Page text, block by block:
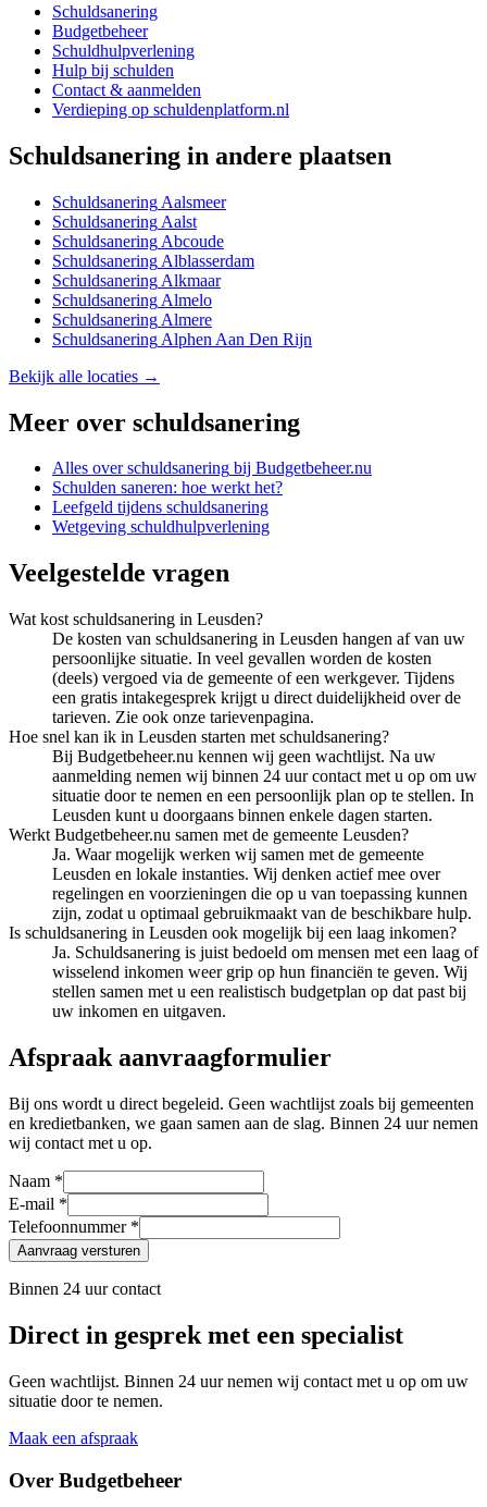
Schuldsanering
Budgetbeheer
Schuldhulpverlening
Hulp bij schulden
Contact & aanmelden
Verdieping op schuldenplatform.nl
Schuldsanering in andere plaatsen
Schuldsanering Aalsmeer
Schuldsanering Aalst
Schuldsanering Abcoude
Schuldsanering Alblasserdam
Schuldsanering Alkmaar
Schuldsanering Almelo
Schuldsanering Almere
Schuldsanering Alphen Aan Den Rijn
Bekijk alle locaties →
Meer over schuldsanering
Alles overschuldsanering bij Budgetbeheer.nu
Schulden saneren: hoe werkt het?
Leefgeld tijdens schuldsanering
Wetgeving schuldhulpverlening
Veelgestelde vragen
Wat kost schuldsanering in Leusden?
De kosten van schuldsanering in Leusden hangen af van uw
persoonlijke situatie. In veel gevallen worden de kosten
(deels) vergoed via de gemeente of een werkgever. Tijdens
een gratis intakegesprek krijgt u direct duidelijkheid over de
tarieven. Zie ook onze tarievenpagina.
Hoe snel kan ik in Leusden starten met schuldsanering?
Bij Budgetbeheer.nu kennen wij geen wachtlijst. Na uw
aanmelding nemen wij binnen 24 uur contact met u op om uw
situatie door te nemen en een persoonlijk plan op te stellen. In
Leusden kunt u doorgaans binnen enkele dagen starten.
Werkt Budgetbeheer.nu samen met de gemeente Leusden?
Ja. Waar mogelijk werken wij samen met de gemeente
Leusden en lokale instanties. Wij denken actief mee over
regelingen en voorzieningen die op u van toepassing kunnen
zijn, zodat u optimaal gebruikmaakt van de beschikbare hulp.
Is schuldsanering in Leusden ook mogelijk bij een laag inkomen?
Ja. Schuldsanering is juist bedoeld om mensen met een laag of
wisselend inkomen weer grip op hun financiën te geven. Wij
stellen samen met u een realistisch budgetplan op dat past bij
uw inkomen en uitgaven.
Afspraak aanvraagformulier
Bij ons wordt u direct begeleid. Geen wachtlijst zoals bij gemeenten
en kredietbanken, we gaan samen aan de slag. Binnen 24 uur nemen
wij contact met u op.
Naam *
E-mail *
Telefoonnummer *
Aanvraag versturen
Binnen 24 uur contact
Direct in gesprek met een specialist
Geen wachtlijst. Binnen 24 uur nemen wij contact met u op om uw
situatie door te nemen.
Maak een afspraak
Over Budgetbeheer